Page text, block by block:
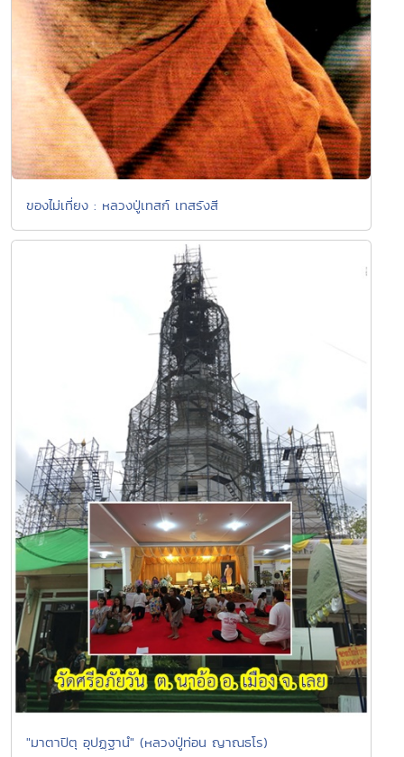
ของไม่เที่ยง : หลวงปู่เทสก์ เทสรังสี
"มาตาปิตุ อุปฏฺฐานํ" (หลวงปู่ท่อน ญาณธโร)